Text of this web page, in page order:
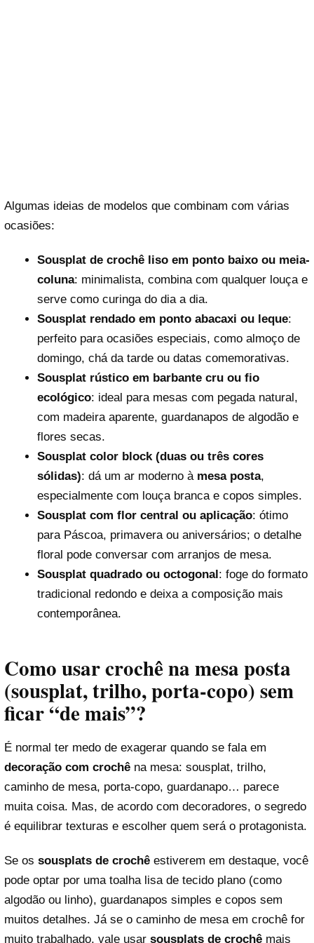
Algumas ideias de modelos que combinam com várias
ocasiões:
Sousplat de crochê liso em ponto baixo ou meia-
coluna: minimalista, combina com qualquer louça e
serve como curinga do dia a dia.
Sousplat rendado em ponto abacaxi ou leque:
perfeito para ocasiões especiais, como almoço de
domingo, chá da tarde ou datas comemorativas.
Sousplat rústico em barbante cru ou fio
ecológico: ideal para mesas com pegada natural,
com madeira aparente, guardanapos de algodão e
flores secas.
Sousplat color block (duas ou três cores
sólidas): dá um ar moderno à mesa posta,
especialmente com louça branca e copos simples.
Sousplat com flor central ou aplicação: ótimo
para Páscoa, primavera ou aniversários; o detalhe
floral pode conversar com arranjos de mesa.
Sousplat quadrado ou octogonal : foge do formato
tradicional redondo e deixa a composição mais
contemporânea.
Como usar crochê na mesa posta
(sousplat, trilho, porta-copo) sem
ficar “de mais”?
É normal ter medo de exagerar quando se fala em
decoração com crochê na mesa: sousplat, trilho,
caminho de mesa, porta-copo, guardanapo… parece
muita coisa. Mas, de acordo com decoradores, o segredo
é equilibrar texturas e escolher quem será o protagonista.
Se os sousplats de crochê estiverem em destaque, você
pode optar por uma toalha lisa de tecido plano (como
algodão ou linho), guardanapos simples e copos sem
muitos detalhes. Já se o caminho de mesa em crochê for
muito trabalhado, vale usar sousplats de crochê mais